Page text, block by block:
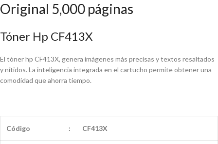
Original 5,000 páginas
Tóner Hp CF413X
El tóner hp CF413X, genera imágenes más precisas y textos resaltados
y nítidos. La inteligencia integrada en el cartucho permite obtener una
comodidad que ahorra tiempo.
Código : CF413X